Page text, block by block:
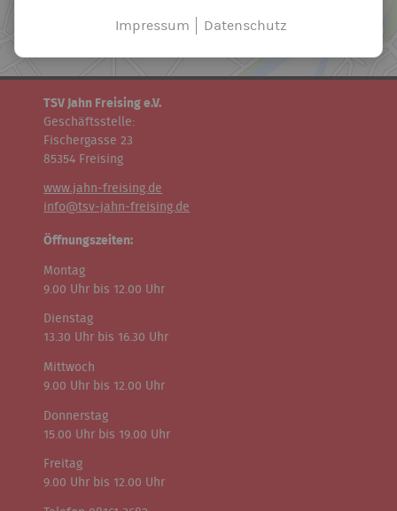
TSV Jahn Freising e.V.
Geschäftsstelle:
Fischergasse 23
85354 Freising
www.jahn-freising.de
info@tsv-jahn-freising.de
Öffnungszeiten:
Montag
9.00 Uhr bis 12.00 Uhr
Dienstag
13.30 Uhr bis 16.30 Uhr
Mittwoch
9.00 Uhr bis 12.00 Uhr
Donnerstag
15.00 Uhr bis 19.00 Uhr
Freitag
9.00 Uhr bis 12.00 Uhr
Impressum Datenschutz